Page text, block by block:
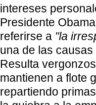
intereses
Presidente
referirse a "la
una de las
Resulta
mantienen a flote
repartiendo